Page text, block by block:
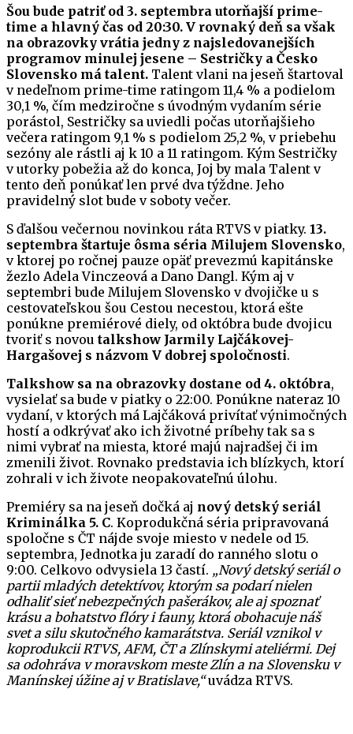
Šou bude patriť od 3. septembra utorňajší prime-
time a hlavný čas od 20:30. V rovnaký deň sa však
na obrazovky vrátia jedny z najsledovanejších
programov minulej jesene – Sestričky a Česko
Slovensko má talent. Talent vlani na jeseň štartoval
v nedeľnom prime-time ratingom 11,4 % a podielom
30,1 %, čím medziročne s úvodným vydaním série
porástol, Sestričky sa uviedli počas utorňajšieho
večera ratingom 9,1 % s podielom 25,2 %, v priebehu
sezóny ale rástli aj k 10 a 11 ratingom. Kým Sestričky
v utorky pobežia až do konca, Joj by mala Talent v
tento deň ponúkať len prvé dva týždne. Jeho
pravidelný slot bude v soboty večer.
S ďalšou večernou novinkou ráta RTVS v piatky. 13.
septembra štartuje ôsma séria Milujem Slovensko,
v ktorej po ročnej pauze opäť prevezmú kapitánske
žezlo Adela Vinczeová a Dano Dangl. Kým aj v
septembri bude Milujem Slovensko v dvojičke u s
cestovateľskou šou Cestou necestou, ktorá ešte
ponúkne premiérové diely, od októbra bude dvojicu
tvoriť s novou talkshow Jarmily Lajčákovej-
Hargašovej s názvom V dobrej spoločnosti.
Talkshow sa na obrazovky dostane od 4. októbra,
vysielať sa bude v piatky o 22:00. Ponúkne nateraz 10
vydaní, v ktorých má Lajčáková privítať výnimočných
hostí a odkrývať ako ich životné príbehy tak sa s
nimi vybrať na miesta, ktoré majú najradšej či im
zmenili život. Rovnako predstavia ich blízkych, ktorí
zohrali v ich živote neopakovateľnú úlohu.
Premiéry sa na jeseň dočká aj nový detský seriál
Kriminálka 5. C. Koprodukčná séria pripravovaná
spoločne s ČT nájde svoje miesto v nedele od 15.
septembra, Jednotka ju zaradí do ranného slotu o
9:00. Celkovo odvysiela 13 častí. „Nový detský seriál o
partii mladých detektívov, ktorým sa podarí nielen
odhaliť sieť nebezpečných pašerákov, ale aj spoznať
krásu a bohatstvo flóry i fauny, ktorá obohacuje náš
svet a silu skutočného kamarátstva. Seriál vznikol v
koprodukcii RTVS, AFM, ČT a Zlínskymi ateliérmi. Dej
sa odohráva v moravskom meste Zlín a na Slovensku v
Manínskej úžine aj v Bratislave,“uvádza RTVS.